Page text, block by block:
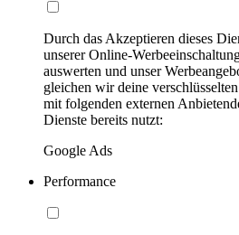
Durch das Akzeptieren dieses
unserer Online-
auswerten und unser
gleichen wir deine
mit folgenden externen
Dienste bereits nutzt:
Google Ads
Performance